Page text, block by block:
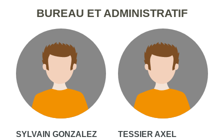
BUREAU ET ADMINISTRATIF
SYLVAIN GONZALEZ
TESSIER AXEL